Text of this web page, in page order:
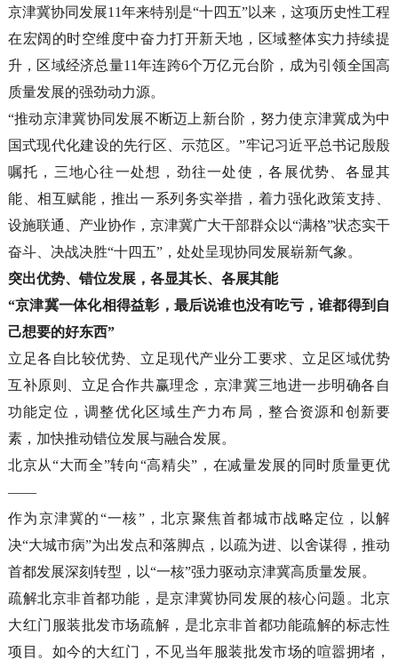
京津冀协同发展11年来特别是“十四五”以来，这项历史性工程
在宏阔的时空维度中奋力打开新天地，区域整体实力持续提
升，区域经济总量11年连跨6个万亿元台阶，成为引领全国高
质量发展的强劲动力源。
“推动京津冀协同发展不断迈上新台阶，努力使京津冀成为中
国式现代化建设的先行区、示范区。”牢记习近平总书记殷殷
嘱托，三地心往一处想，劲往一处使，各展优势、各显其
能、相互赋能，推出一系列务实举措，着力强化政策支持、
设施联通、产业协作，京津冀广大干部群众以“满格”状态实干
奋斗、决战决胜“十四五”，处处呈现协同发展崭新气象。
突出优势、错位发展，各显其长、各展其能
“京津冀一体化相得益彰，最后说谁也没有吃亏，谁都得到自
己想要的好东西”
立足各自比较优势、立足现代产业分工要求、立足区域优势
互补原则、立足合作共赢理念，京津冀三地进一步明确各自
功能定位，调整优化区域生产力布局，整合资源和创新要
素，加快推动错位发展与融合发展。
北京从“大而全”转向“高精尖”，在减量发展的同时质量更优
——
作为京津冀的“一核”，北京聚焦首都城市战略定位，以解
决“大城市病”为出发点和落脚点，以疏为进、以舍谋得，推动
首都发展深刻转型，以“一核”强力驱动京津冀高质量发展。
疏解北京非首都功能，是京津冀协同发展的核心问题。北京
大红门服装批发市场疏解，是北京非首都功能疏解的标志性
项目。如今的大红门，不见当年服装批发市场的喧嚣拥堵，